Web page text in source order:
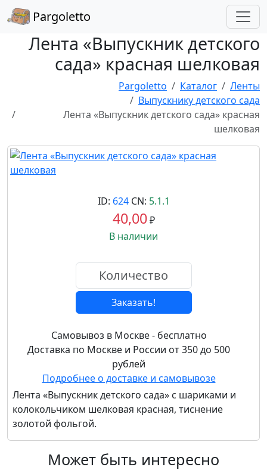
Pargoletto
Лента «Выпускник детского
сада» красная шелковая
Pargoletto Каталог
Ленты
Выпускнику детского сада
Лента «Выпускник детского сада» красная
шелковая
ID: 624CN: 5.1.1
40,00₽
В наличии
Заказать!
Самовывоз в Москве - бесплатно
Доставка по Москве и России от 350 до 500
рублей
Подробнее о доставке и самовывозе
Лента «Выпускник детского сада» с шариками и
колокольчиком шелковая красная, тиснение
золотой фольгой.
Может быть интересно